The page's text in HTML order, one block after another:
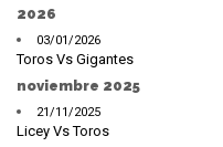
2026
03/01/2026
Toros Vs Gigantes
noviembre 2025
21/11/2025
Licey Vs Toros